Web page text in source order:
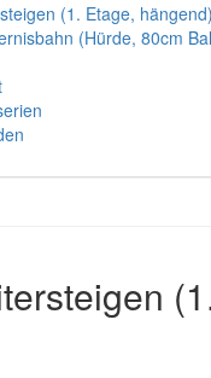
(1. Etage,
(Hürde, 80cm